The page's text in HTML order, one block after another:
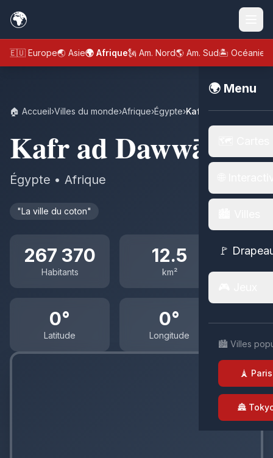
🌍
🇪🇺 Europe🌏 Asie🌍 Afrique🗽 Am. Nord🌎 Am. Sud🏝️ Océanie
🌍 Menu
🚩
🏙️ Villes
🗼 Paris
🏯
🏠 Accueil›Villes du monde›Afrique›Égypte›Kafr ad Dawwār
Kafr ad Dawwār
Égypte • Afrique
"La ville du coton"
267 370
Habitants
12.5
km²
0°
Latitude
0°
Longitude